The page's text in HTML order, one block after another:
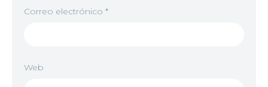
Correo electrónico *
Web